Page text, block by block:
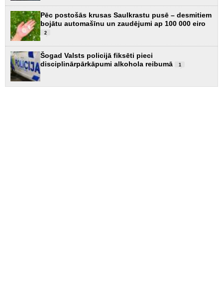
Pēc postošās krusas Saulkrastu pusē – desmitiem
bojātu automašīnu un zaudējumi ap 100 000 eiro
2
Šogad Valsts policijā fiksēti pieci
disciplinārpārkāpumi alkohola reibumā
1